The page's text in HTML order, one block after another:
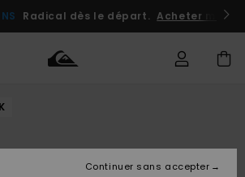
s'inscrire
Radical dès le départ. Acheter
Vêtements
Vêtements
Shop
Surf
Snow
Outlet
Accéder à
Continuer sans accepter